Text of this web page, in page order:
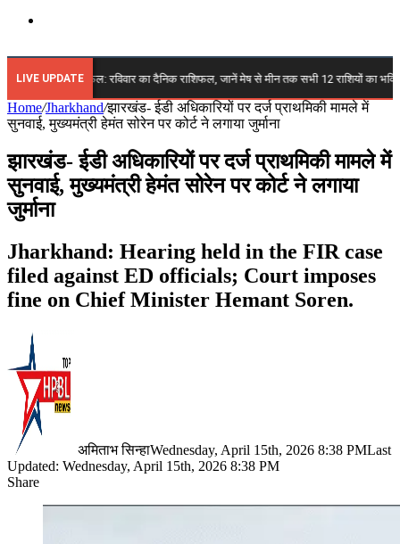
for
LIVE UPDATE
2026 राशिफल: रविवार का दैनिक राशिफल, जानें मेष से मीन तक सभी 12 राशियों का भविष्य, किन
Home/Jharkhand/झारखंड- ईडी अधिकारियों पर दर्ज प्राथमिकी मामले में
सुनवाई, मुख्यमंत्री हेमंत सोरेन पर कोर्ट ने लगाया जुर्माना
झारखंड- ईडी अधिकारियों पर दर्ज प्राथमिकी मामले में
सुनवाई, मुख्यमंत्री हेमंत सोरेन पर कोर्ट ने लगाया
जुर्माना
Jharkhand: Hearing held in the FIR case
filed against ED officials; Court imposes
fine on Chief Minister Hemant Soren.
अमिताभ सिन्हाWednesday, April 15th, 2026 8:38 PMLast
Updated: Wednesday, April 15th, 2026 8:38 PM
Share